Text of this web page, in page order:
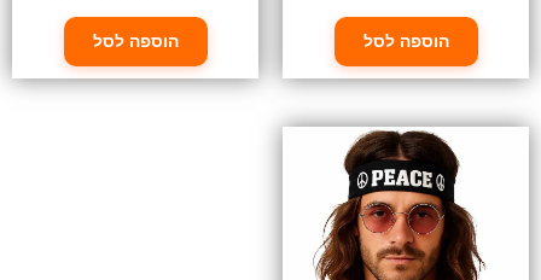
הוספה לסל הוספה לסל